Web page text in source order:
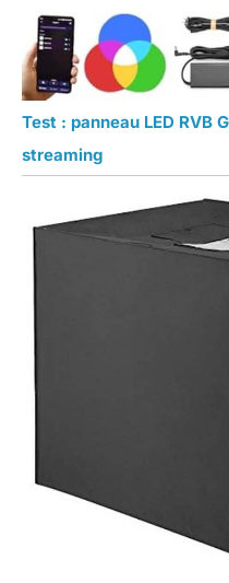
Test : panneau LED RVB
streaming